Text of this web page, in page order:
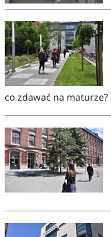
co zdawać na maturze?